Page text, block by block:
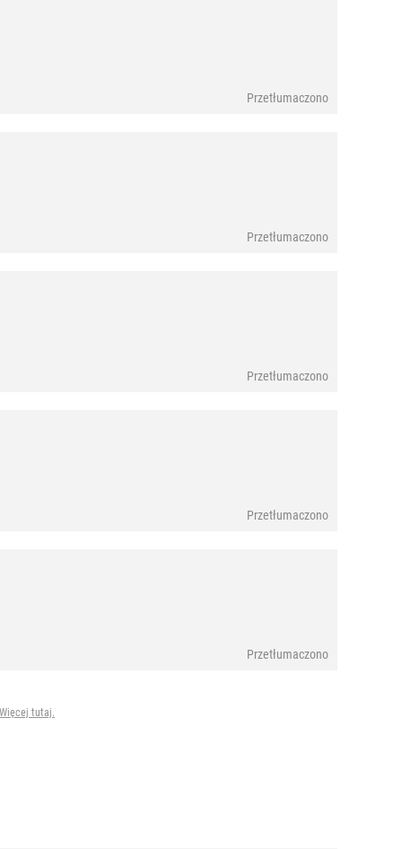
Przetłumaczono
Przetłumaczono
Przetłumaczono
Przetłumaczono
Przetłumaczono
Więcej tutaj.